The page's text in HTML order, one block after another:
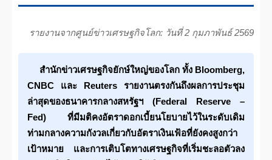
รายงานจากศูนย์ข่าวเศรษฐกิจโลก: วันที่ 2 กุมภาพันธ์ 2569
สำนักข่าวเศรษฐกิจยักษ์ใหญ่ของโลก ทั้ง Bloomberg,
CNBC และ Reuters รายงานตรงกันถึงผลการประชุม
ล่าสุดของธนาคารกลางสหรัฐฯ (Federal Reserve –
Fed) ที่มีมติคงอัตราดอกเบี้ยนโยบายไว้ในระดับเดิม
ท่ามกลางความกังวลเกี่ยวกับอัตราเงินเฟ้อที่ยังคงสูงกว่า
เป้าหมาย และการเติบโตทางเศรษฐกิจที่เริ่มชะลอตัวลง